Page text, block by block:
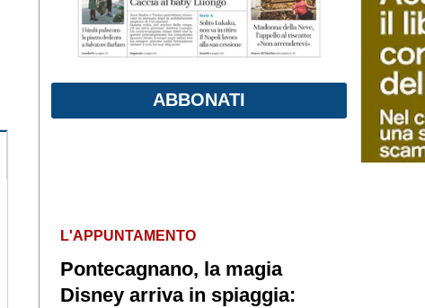
ABBONATI
L'APPUNTAMENTO
Pontecagnano, la magia
Disney arriva in spiaggia: